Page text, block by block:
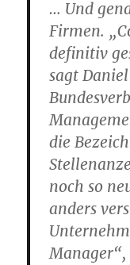
… Und
Firmen.
definitiv
sagt
die
noch so
anders
Manager“,